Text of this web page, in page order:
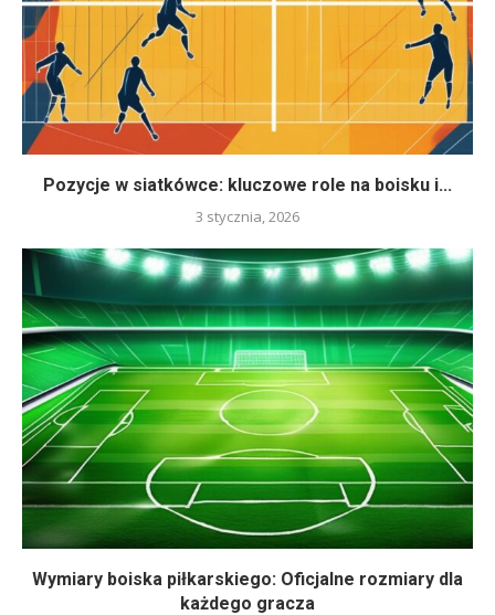
Pozycje w siatkówce: kluczowe role na boisku i...
3 stycznia, 2026
Wymiary boiska piłkarskiego: Oficjalne rozmiary dla
każdego gracza